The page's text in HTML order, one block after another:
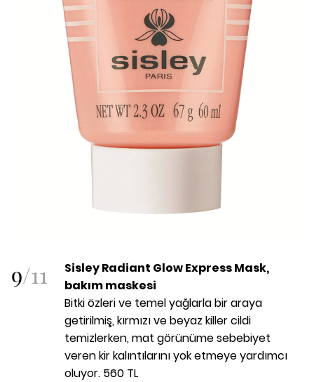
9/11
Sisley Radiant Glow Express Mask,
bakım maskesi
Bitki özleri ve temel yağlarla bir araya
getirilmiş, kırmızı ve beyaz killer cildi
temizlerken, mat görünüme sebebiyet
veren kir kalıntılarını yok etmeye yardımcı
oluyor. 560 TL